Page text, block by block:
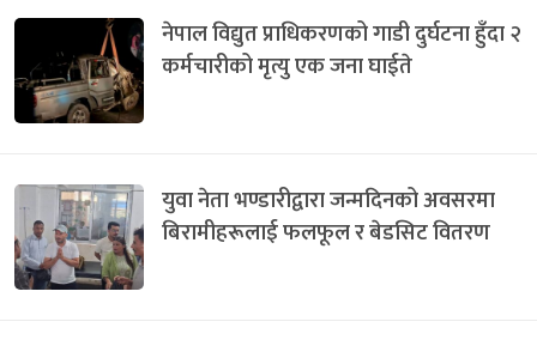
नेपाल विद्युत प्राधिकरणको गाडी दुर्घटना हुँदा २
कर्मचारीको मृत्यु एक जना घाईते
युवा नेता भण्डारीद्वारा जन्मदिनको अवसरमा
बिरामीहरूलाई फलफूल र बेडसिट वितरण